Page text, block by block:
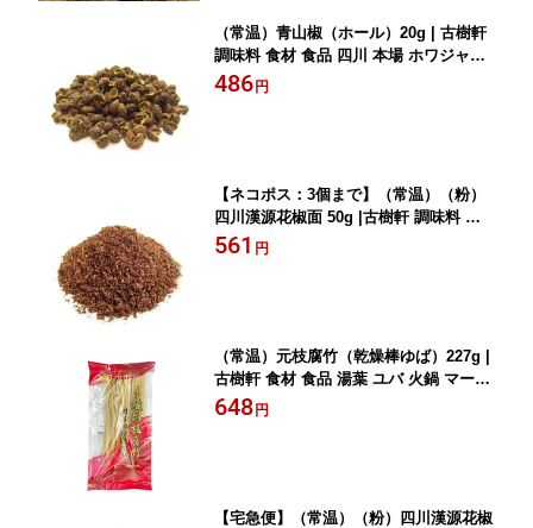
（常温）青山椒（ホール）20g | 古樹軒
調味料 食材 食品 四川 本場 ホワジャオ
ホアジャオ あおさんしょう はなしょう
486 円
【ネコポス：3個まで】（常温）（粉）
四川漢源花椒面 50g |古樹軒 調味料 食
材 食品 ホワジャオ ホアジャオ 中国山
561 円
（常温）元枝腐竹（乾燥棒ゆば）227g |
古樹軒 食材 食品 湯葉 ユバ 火鍋 マーラ
ータン 麻辣湯
648 円
【宅急便】（常温）（粉）四川漢源花椒